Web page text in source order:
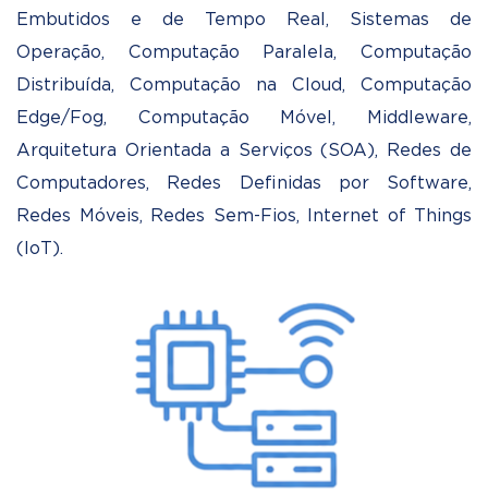
Embutidos e de Tempo Real, Sistemas de
Operação, Computação Paralela, Computação
Distribuída, Computação na Cloud, Computação
Edge/Fog, Computação Móvel, Middleware,
Arquitetura Orientada a Serviços (SOA), Redes de
Computadores, Redes Definidas por Software,
Redes Móveis, Redes Sem-Fios, Internet of Things
(IoT).